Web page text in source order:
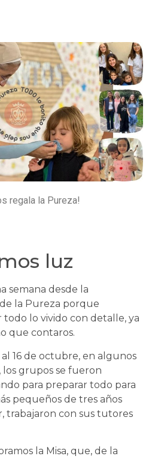
regala la Pureza!
luz
semana desde la
la Pureza porque
lo vivido con detalle, ya
que contaros.
al 16 de octubre, en algunos
los grupos se fueron
para preparar todo para
pequeños de tres años
trabajaron con sus tutores
la Misa, que, de la